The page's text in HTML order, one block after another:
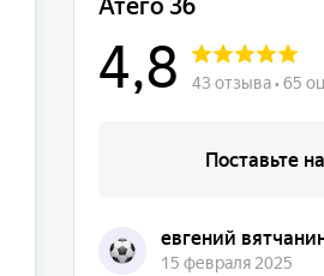
деталям
Недавно обращался в
частью. При
вибрация на рулевом
подвески — пришлось
также провести